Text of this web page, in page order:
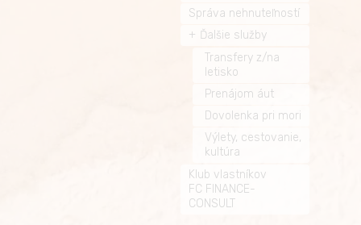
Správa nehnuteľností
Ďalšie služby
Transfery z/na
letisko
Prenájom áut
Dovolenka pri mori
Výlety, cestovanie,
kultúra
Klub vlastníkov
FC FINANCE-
CONSULT